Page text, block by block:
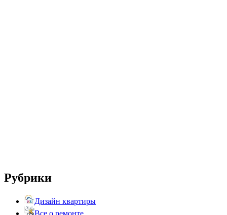
Рубрики
Дизайн квартиры
Все о ремонте